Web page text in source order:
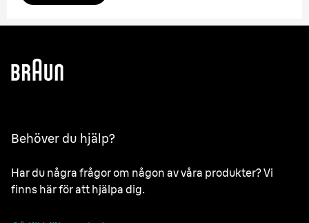
Behöver du hjälp?
Har du några frågor om någon av våra produkter? Vi
finns här för att hjälpa dig.